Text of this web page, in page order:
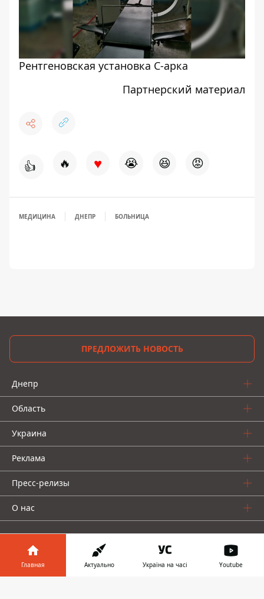
Рентгеновская установка С-арка
Партнерский материал
👍 🔥 ♥ 😭 😆 😡
МЕДИЦИНА ДНЕПР БОЛЬНИЦА
ПРЕДЛОЖИТЬ НОВОСТЬ
Днепр
Область
Украина
Реклама
Пресс-релизы
О нас
Главная Актуально Україна на часі Youtube